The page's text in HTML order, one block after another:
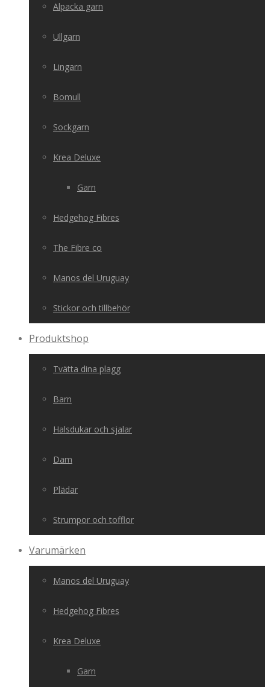
Alpacka garn
Ullgarn
Lingarn
Bomull
Sockgarn
Krea Deluxe
Garn
Hedgehog Fibres
The Fibre co
Manos del Uruguay
Stickor och tillbehör
Produktshop
Tvätta dina plagg
Barn
Halsdukar och sjalar
Dam
Plädar
Strumpor och tofflor
Varumärken
Manos del Uruguay
Hedgehog Fibres
Krea Deluxe
Garn